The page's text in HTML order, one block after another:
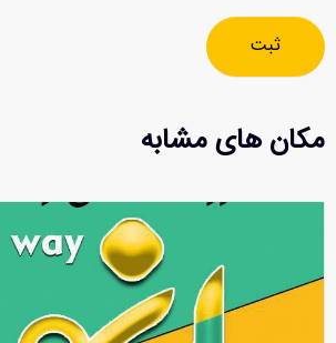
ثبت
مکان های مشابه